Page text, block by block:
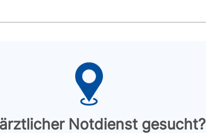
Notdienst gesucht?